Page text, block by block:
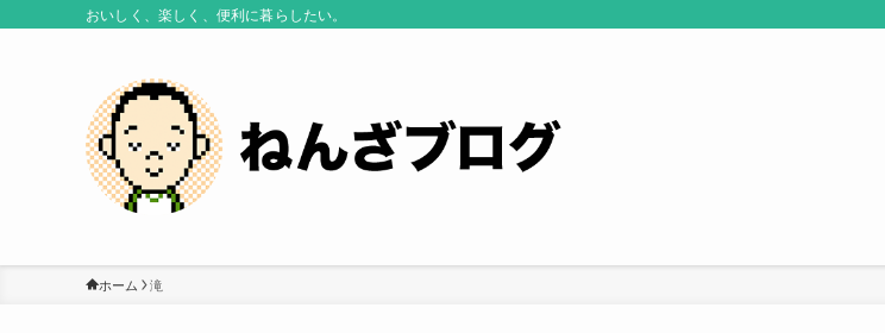
おいしく、楽しく、便利に暮らしたい。
ホーム 滝